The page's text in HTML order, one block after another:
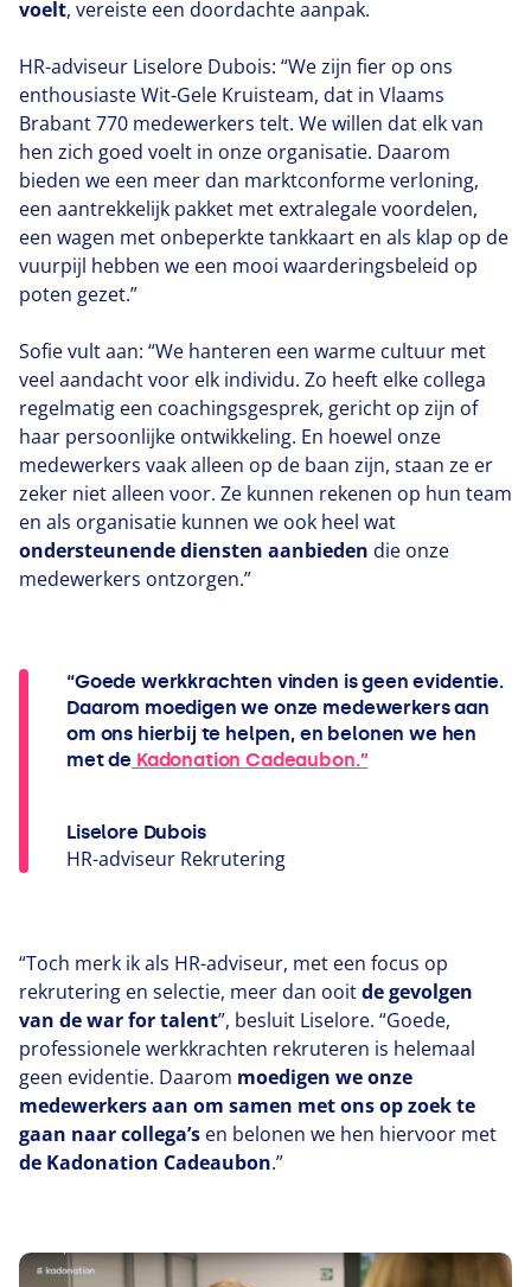
voelt, vereiste een doordachte aanpak.
HR-adviseur Liselore Dubois: “We zijn fier op ons
enthousiaste Wit-Gele Kruisteam, dat in Vlaams
Brabant770 medewerkers telt. We willen dat elk van
hen zich goed voelt in onze organisatie. Daarom
bieden we een meer dan marktconforme verloning,
een aantrekkelijk pakket met extralegale voordelen,
een wagen met onbeperkte tankkaart en als klap op de
vuurpijl hebben we een mooi waarderingsbeleid op
poten gezet.”
Sofie vult aan: “We hanteren een warme cultuur met
veel aandacht voor elk individu. Zo heeft elke collega
regelmatig een coachingsgesprek, gericht op zijn of
haar persoonlijke ontwikkeling. En hoewel onze
medewerkers vaak alleen op de baan zijn, staan ze er
zeker niet alleen voor. Ze kunnen rekenen op hun team
en als organisatie kunnen we ook heel wat
ondersteunende diensten aanbieden die onze
medewerkers ontzorgen.”
“Goede werkkrachten vinden is geen evidentie.
Daarom moedigen we onze medewerkers aan
om ons hierbij te helpen, en belonen we hen
met de Kadonation Cadeaubon.”
Liselore Dubois
HR-adviseur Rekrutering
“Toch merk ik als HR-adviseur, met een focus op
rekrutering en selectie, meer dan ooitde gevolgen
van de war for talent”, besluit Liselore. “Goede,
professionele werkkrachten rekruteren is helemaal
geen evidentie. Daarom moedigen we onze
medewerkers aan om samen met ons op zoek te
gaan naar collega’s en belonen we hen hiervoor met
de Kadonation Cadeaubon.”